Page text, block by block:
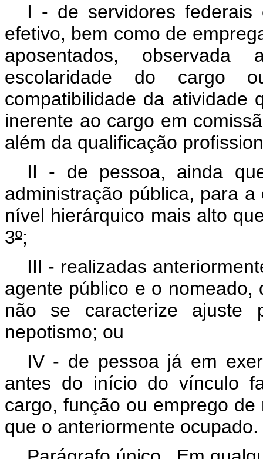
I - de servidores federais
efetivo, bem como de
aposentados,
escolaridade do cargo
compatibilidade da atividade
inerente ao cargo em
além da qualificação
II - de pessoa, ainda
administração pública, para
nível hierárquico mais alto
3º;
III - realizadas
agente público e o
não se caracterize ajuste
nepotismo; ou
IV - de pessoa já em
antes do início do vínculo
cargo, função ou emprego de
que o anteriormente ocupado.